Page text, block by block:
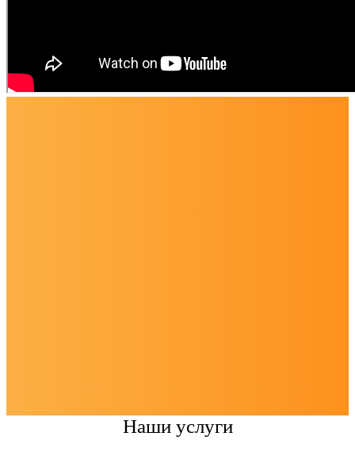
Наши услуги